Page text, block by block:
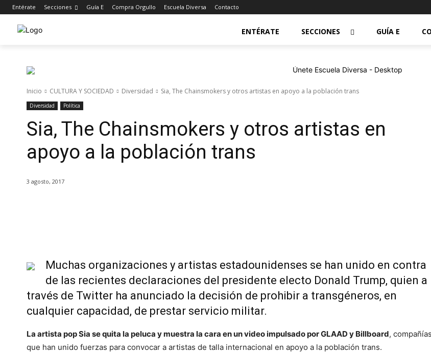
Entérate Secciones Guía E Compra Orgullo Escuela Diversa Contacto
ENTÉRATE SECCIONES GUÍA E
Inicio CULTURA Y SOCIEDAD Diversidad Sia, The Chainsmokers y otros artistas en apoyo a la población trans
Diversidad Política
Sia, The Chainsmokers y otros artistas en
apoyo a la población trans
3 agosto, 2017
Muchas organizaciones y artistas estadounidenses se han unido en contra
de las recientes declaraciones del presidente electo Donald Trump, quien a
través de Twitter ha anunciado la decisión de prohibir a transgéneros, en
cualquier capacidad, de prestar servicio militar.
La artista pop Sia se quita la peluca y muestra la cara en un video impulsado por GLAAD y Billboard, compañías
que han unido fuerzas para convocar a artistas de talla internacional en apoyo a la población trans.